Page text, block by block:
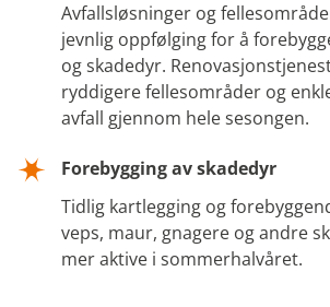
Avfallsløsninger og
jevnlig oppfølging for å
og skadedyr.
ryddigere fellesområder og
avfall gjennom hele sesongen.
Forebygging av skadedyr
Tidlig kartlegging og
veps, maur, gnagere og andre
mer aktive i sommerhalvåret.